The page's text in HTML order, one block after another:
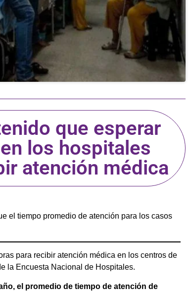
que esperar
los hospitales
atención médica
el tiempo promedio de atención para los casos
para recibir atención médica en los centros de
la Encuesta Nacional de Hospitales.
el promedio de tiempo de atención de